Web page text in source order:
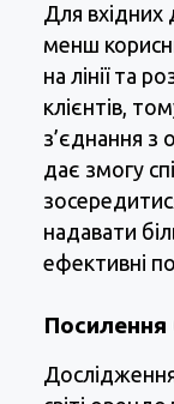
Для вхідних
менш
на лінії та
клієнтів,
з’єднання
дає змогу
надавати
ефективні
Посилення